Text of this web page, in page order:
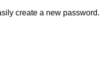
create a new password.